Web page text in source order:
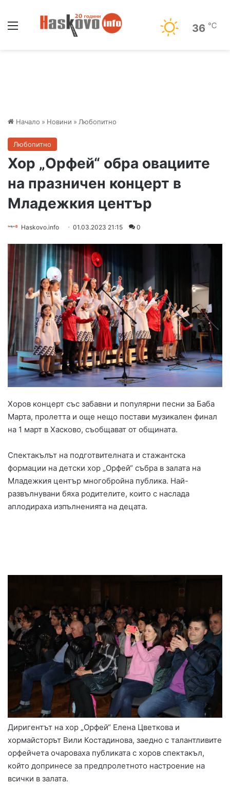
36 ℃
Начало » Новини » Любопитно
Любопитно
Хор „Орфей“ обра овациите
на празничен концерт в
Младежкия център
Haskovo.info 01.03.2023 21:15 0
Хоров концерт със забавни и популярни песни за Баба
Марта, пролетта и още нещо постави музикален финал
на 1 март в Хасково, съобщават от общината.
Спектакълът на подготвителната и стажантска
формации на детски хор „Орфей“ събра в залата на
Младежкия център многобройна публика. Най-
развълнувани бяха родителите, които с наслада
аплодираха изпълненията на децата.
Диригентът на хор „Орфей“ Елена Цветкова и
хормайсторът Вили Костадинова, заедно с талантливите
орфейчета очароваха публиката с хоров спектакъл,
който допринесе за предпролетното настроение на
всички в залата.